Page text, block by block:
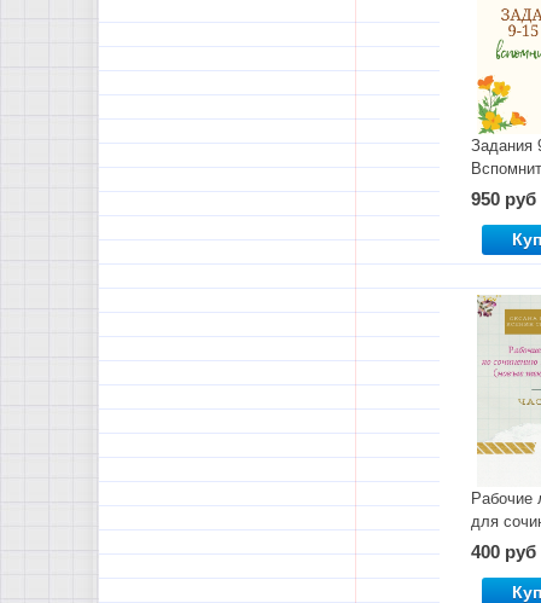
Задания
950 руб
Рабочие
для
13.3 ОГЭ
ФИПИ.
400 руб